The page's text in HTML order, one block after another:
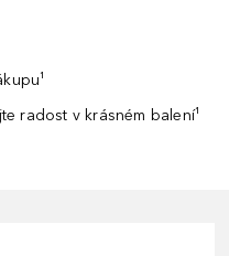
radost v krásném balení¹